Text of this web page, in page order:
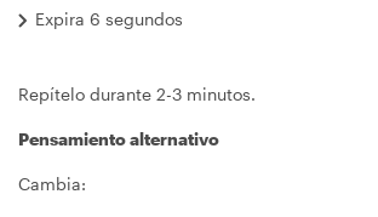
Expira 6 segundos
Repítelo durante 2-3 minutos.
Pensamiento alternativo
Cambia: